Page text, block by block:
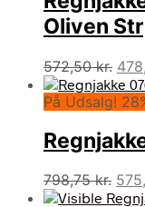
Oliven Str
572,50kr. Den
pris
På Udsalg!
798,75kr. Den